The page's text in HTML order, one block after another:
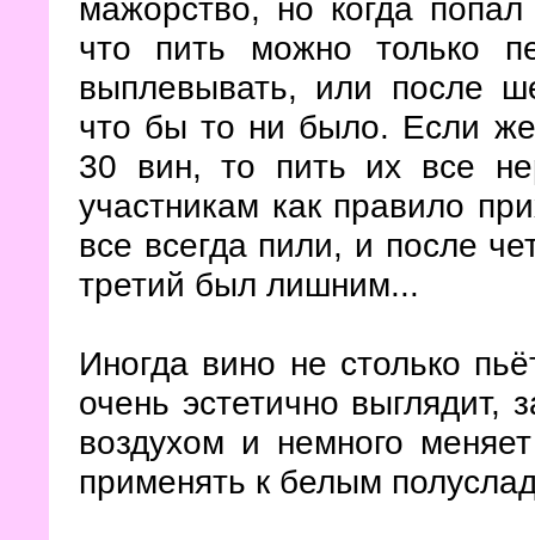
мажорство, но когда
что пить можно только
выплевывать, или после
что бы то ни было. Если
30 вин, то пить их все
участникам как правило
все всегда пили, и после
третий был лишним...
Иногда вино не столько
очень эстетично выглядит,
воздухом и немного
применять к белым